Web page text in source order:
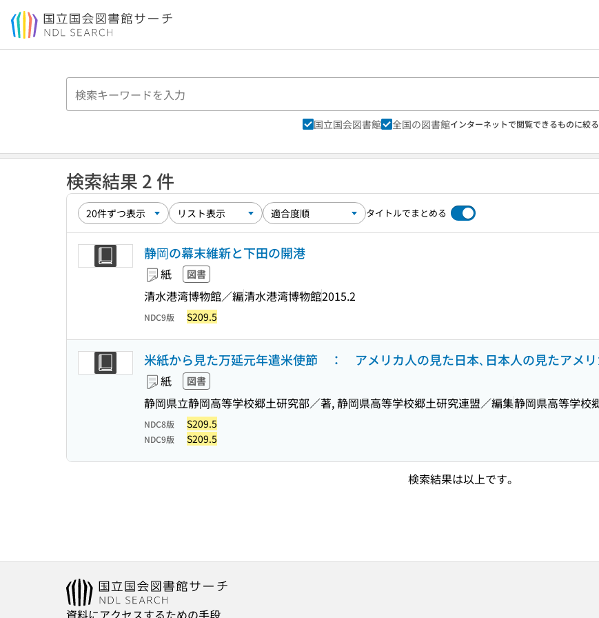
本文へ移動
国立国会図書館 全国の図書館インターネットで閲覧できるものに絞る
検索結果 2 件
タイトルでまとめる
静岡の幕末維新と下田の開港
紙 図書
清水港湾博物館／編清水港湾博物館2015.2
NDC9版 S209.5
米紙から見た万延元年遣米使節 ： アメリカ人の見た日本､日本人の見たアメリ
紙 図書
静岡県立静岡高等学校郷土研究部／著, 静岡県高等学校郷土研究連盟／編集静岡県高等学校
NDC8版 S209.5
NDC9版 S209.5
検索結果は以上です。
資料にアクセスするための手段